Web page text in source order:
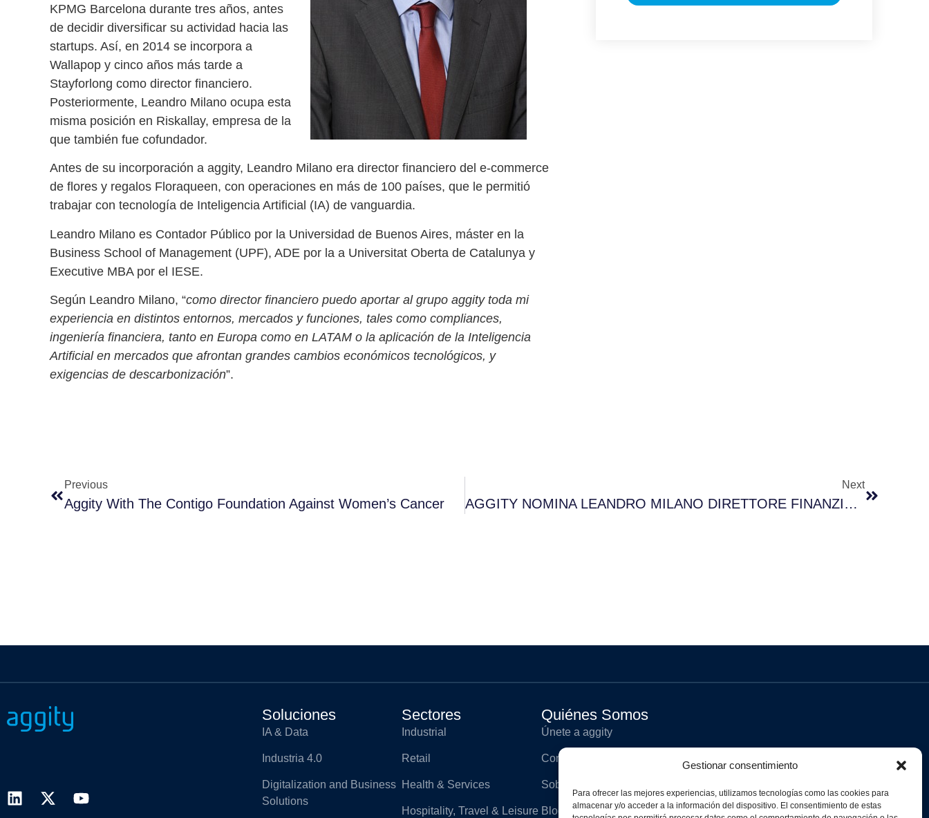
Gestionar consentimiento
Para ofrecer las mejores experiencias, utilizamos tecnologías como las cookies para
almacenar y/o acceder a la información del dispositivo. El consentimiento de estas
KPMG Barcelona durante tres años, antes
de decidir diversificar su actividad hacia las
startups. Así, en 2014 se incorpora a
Wallapop y cinco años más tarde a
Stayforlong como director financiero.
Posteriormente, Leandro Milano ocupa esta
misma posición en Riskallay, empresa de la
que también fue cofundador.
Antes de su incorporación a aggity, Leandro Milano era director financiero del e-commerce
de flores y regalos Floraqueen, con operaciones en más de 100 países, que le permitió
trabajar con tecnología de Inteligencia Artificial (IA) de vanguardia.
Leandro Milano es Contador Público por la Universidad de Buenos Aires, máster en la
Business School of Management (UPF), ADE por la a Universitat Oberta de Catalunya y
Executive MBA por el IESE.
Según Leandro Milano, “como director financiero puedo aportar al grupo aggity toda mi
experiencia en distintos entornos, mercados y funciones, tales como compliances,
ingeniería financiera, tanto en Europa como en LATAM o la aplicación de la Inteligencia
Artificial en mercados que afrontan grandes cambios económicos tecnológicos, y
exigencias de descarbonización”.
Previous
Aggity With The Contigo Foundation Against Women’s Cancer
Next
AGGITY NOMINA LEANDRO MILANO DIRETTORE FINANZIARIO DEL GRUPPO
Soluciones
IA & Data
Industria 4.0
Digitalization and Business
Solutions
Sectores
Industrial
Retail
Health & Services
Hospitality, Travel & Leisure
Quiénes Somos
Únete a aggity
Contacto
Sobre aggity
Blog